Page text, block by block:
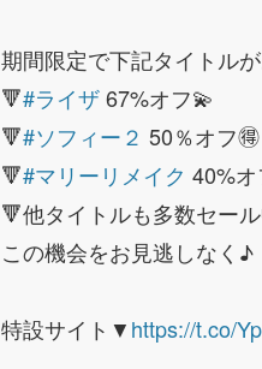
期間限定で下記タイトル
🔻#ライザ67%オフ💫
🔻#ソフィー２ 50％オフ🉐
🔻#マリーリメイク 40%
🔻他タイトルも多数セー
この機会をお見逃しなく♪
特設サイト▼https://t.co/